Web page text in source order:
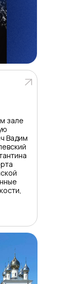
зале
Вадим